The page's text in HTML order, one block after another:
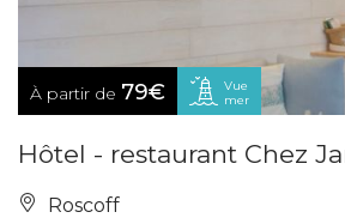
À partir de 79€
Vue
mer
Hôtel - restaurant Chez
Roscoff